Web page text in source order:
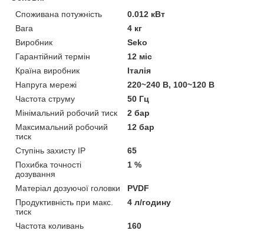
Споживана потужність
0.012 кВт
Вага
4 кг
Виробник
Seko
Гарантійний термін
12 міс
Країна виробник
Італія
Напруга мережі
220~240 В, 100~120 В
Частота струму
50 Гц
Мінімальний робочий тиск
2 бар
Максимальний робочий
тиск
12 бар
Ступінь захисту IP
65
Похибка точності
дозування
1 %
Матеріал дозуючої головки
PVDF
Продуктивність при макс.
тиск
4 л/годину
Частота коливань
160